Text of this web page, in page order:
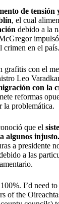
de tensión
, el cual
debido a la
crimen en el país.
grafitis con el
Leo
con la
reformas
la problemática.
que el
algunos injusto.
a presidente
a las
I’d need
of the